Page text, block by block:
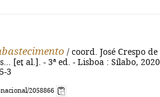
/ coord. José Crespo de
[et al.]. - 3ª ed. - Lisboa : Sílabo,
3
2058866